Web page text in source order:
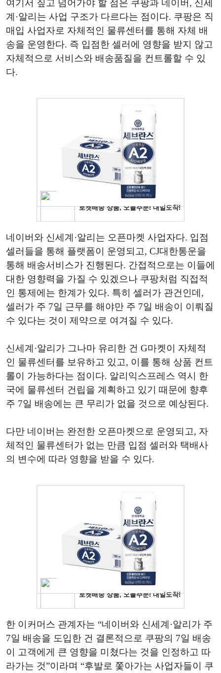
여기서 짚고 넘어가야 할 점은 쿠팡과 네이버, 신세
계·알리는 사업 구조가 다르다는 점이다. 쿠팡은 직
매입 사업자로 자체적인 물류센터를 통해 자체 배
송을 운영한다. 즉 입점한 셀러에 영향을 받지 않고
자체적으로 서비스와 배송품질을 컨트롤할 수 있
다.
네이버와 신세계·알리는 오픈마켓 사업자다. 입점
셀러들을 통해 플랫폼이 운영되고, CJ대한통운을
통해 배송서비스가 진행된다. 간접적으로는 이들에
대한 영향력을 가질 수 있겠으나 쿠팡처럼 직접적
인 통제에는 한계가 있다. 특히 셀러가 관건인데,
셀러가 주 7일 근무를 해야만 주 7일 배송이 이뤄질
수 있다는 것이 제약으로 여겨질 수 있다.
신세계·알리가 그나마 유리한 건 G마켓이 자체적
인 물류센터를 보유하고 있고, 이를 통해 상품 컨트
롤이 가능하다는 점이다. 알리익스프레스 역시 한
국에 물류센터 건립을 계획하고 있기 때문에 향후
주 7일 배송에는 큰 무리가 없을 것으로 예상된다.
다만 네이버는 완전한 오픈마켓으로 운영되고, 자
체적인 물류센터가 없는 만큼 입점 셀러와 택배사
의 변수에 따라 영향을 받을 수 있다.
한 이커머스 관계자는 “네이버와 신세계·알리가 주
7일 배송을 도입한 건 결론적으로 쿠팡의 7일 배송
이 고객에게 큰 영향을 미쳤다는 것을 인정하고 따
라가는 것”이라며 “후발로 쫓아가는 사업자들이 쿠